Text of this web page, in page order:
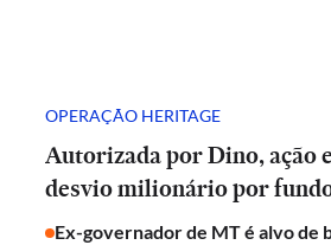
OPERAÇÃO HERITAGE
Autorizada por Dino, ação
desvio milionário por
Ex-governador de MT é alvo de